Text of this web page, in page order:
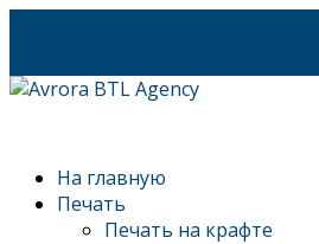
На главную
Печать
Печать на крафте